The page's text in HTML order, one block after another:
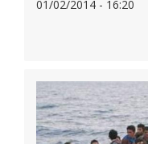
01/02/2014 - 16:20